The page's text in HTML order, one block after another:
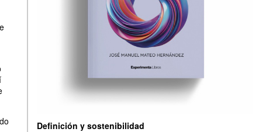
Definición y sostenibilidad